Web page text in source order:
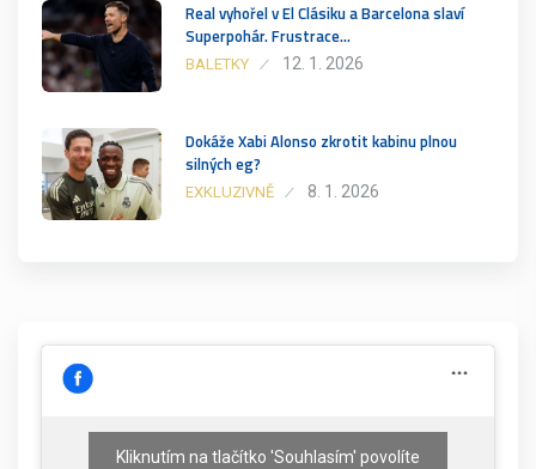
Real vyhořel v El Clásiku a Barcelona slaví
Superpohár. Frustrace…
BALETKY 12. 1. 2026
Dokáže Xabi Alonso zkrotit kabinu plnou
silných eg?
EXKLUZIVNĚ 8. 1. 2026
Kliknutím na tlačítko 'Souhlasím' povolíte